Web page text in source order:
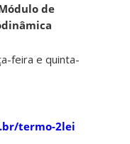
de
feira e quinta-
termo-2lei